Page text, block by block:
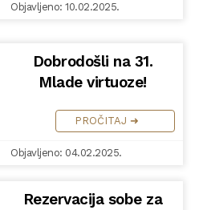
Objavljeno: 10.02.2025.
Dobrodošli na 31.
Mlade virtuoze!
PROČITAJ ➜
Objavljeno: 04.02.2025.
Rezervacija sobe za